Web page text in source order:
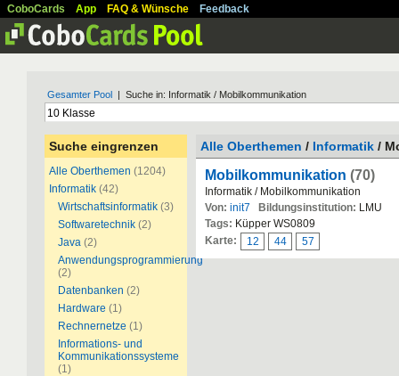
CoboCards App FAQ & Wünsche Feedback
Gesamter Pool | Suche in: Informatik / Mobilkommunikation
Suche eingrenzen
Alle Oberthemen (1204)
Informatik (42)
Wirtschaftsinformatik (3)
Softwaretechnik (2)
Java (2)
Anwendungsprogrammierung
(2)
Datenbanken (2)
Hardware (1)
Rechnernetze (1)
Informations- und
Kommunikationssysteme
(1)
Alle Oberthemen / Informatik /
Mobilkommunikation (70)
Informatik / Mobilkommunikation
Von: init7 Bildungsinstitution: LMU
Tags: Küpper WS0809
Karte:
12 44 57